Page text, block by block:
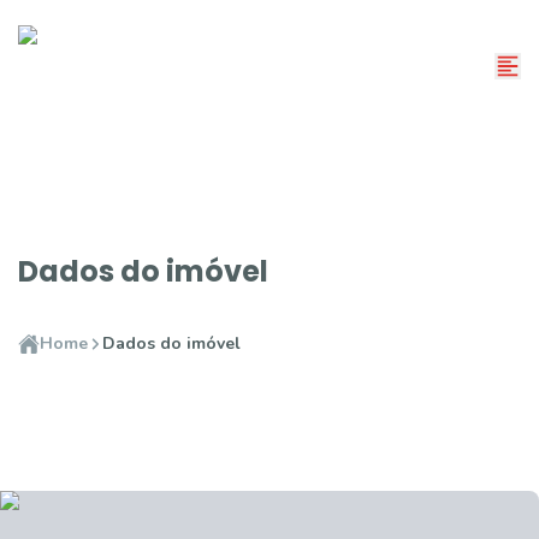
Dados do imóvel
Home Dados do imóvel